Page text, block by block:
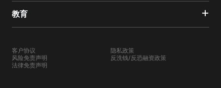
教育
客户协议
风险免责声明
法律免责声明
隐私政策
反洗钱/反恐融资政策